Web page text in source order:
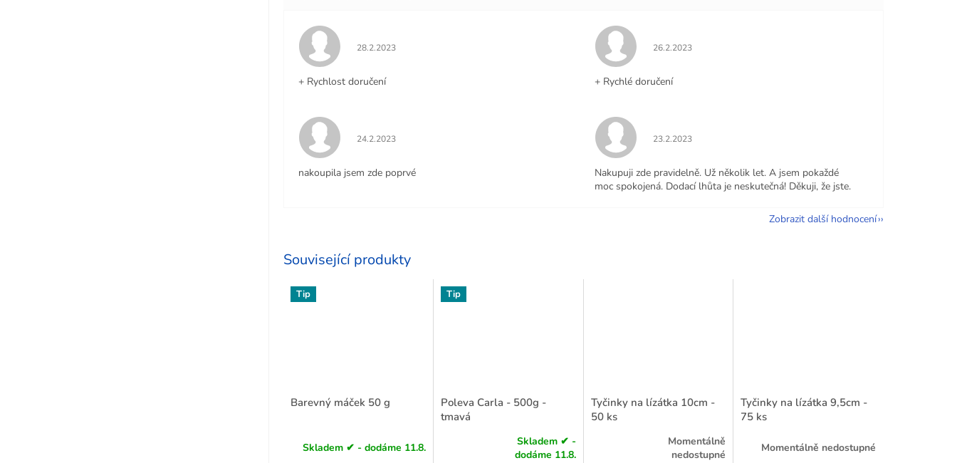
Související produkty
Tip
Barevný máček 50 g
Skladem ✔ - dodáme 11.8.
Tip
Poleva Carla - 500g -
tmavá
Skladem ✔ -
dodáme 11.8.
Tyčinky na lízátka 10cm -
50 ks
Momentálně
nedostupné
Tyčinky na lízátka 9,5cm -
75 ks
Momentálně nedostupné
Hodnocení obchodu je 5 z 5 hvězdiček.
28.2.2023
+ Rychlost doručení
Hodnocení obchodu je 5 z 5 hvězdiček.
26.2.2023
+ Rychlé doručení
Hodnocení obchodu je 5 z 5 hvězdiček.
24.2.2023
nakoupila jsem zde poprvé
Hodnocení obchodu je 5 z 5 hvězdiček.
23.2.2023
Nakupuji zde pravidelně. Už několik let. A jsem pokaždé
moc spokojená. Dodací lhůta je neskutečná! Děkuji, že jste.
Zobrazit další hodnocení